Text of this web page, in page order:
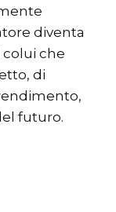
diventa
colui che
di
futuro.